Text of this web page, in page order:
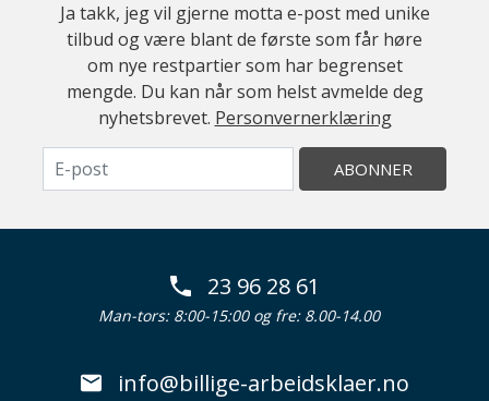
Ja takk, jeg vil gjerne motta e-post med unike
tilbud og være blant de første som får høre
om nye restpartier som har begrenset
mengde. Du kan når som helst avmelde deg
nyhetsbrevet. Personvernerklæring
ABONNER
23 96 28 61
Man-tors: 8:00-15:00 og fre: 8.00-14.00
info@billige-arbeidsklaer.no